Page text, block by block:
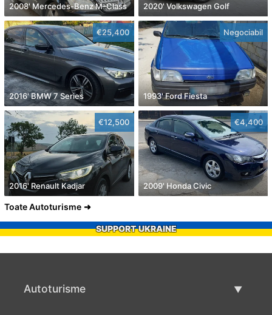
2008' Mercedes-Benz M-Class 2020' Volkswagen Golf
€25,400
2016' BMW 7 Series
Negociabil
1993' Ford Fiesta
€12,500
2016' Renault Kadjar
€4,400
2009' Honda Civic
Toate Autoturisme
SUPPORT UKRAINE
Autoturisme